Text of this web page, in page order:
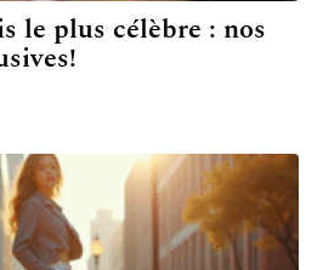
le plus célèbre : nos